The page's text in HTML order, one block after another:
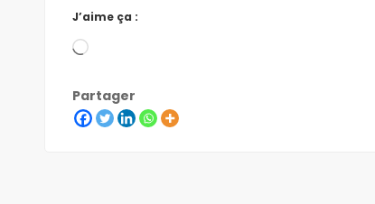
J’aime ça :
Partager